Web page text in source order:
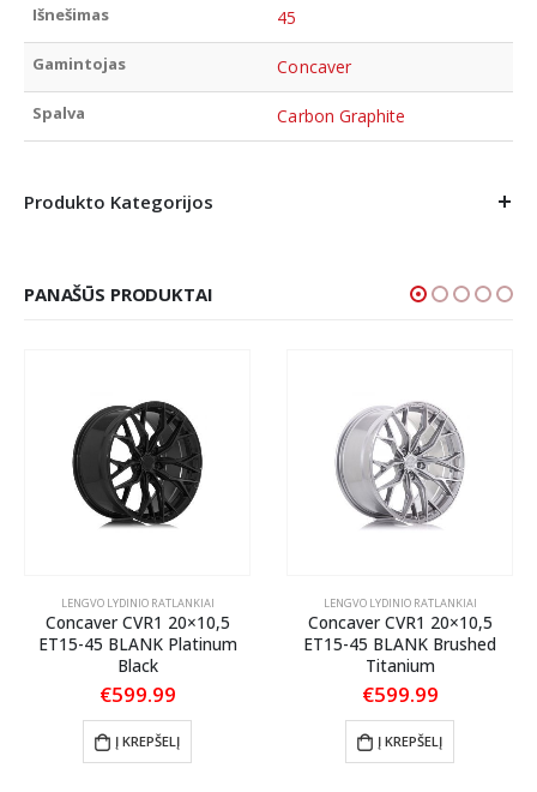
Išnešimas 45
Gamintojas Concaver
Spalva Carbon Graphite
Produkto Kategorijos
PANAŠŪS PRODUKTAI
LENGVO LYDINIO RATLANKIAI
Concaver CVR1 20×10,5
ET15-45 BLANK Platinum
Black
€599.99
Į KREPŠELĮ
LENGVO LYDINIO RATLANKIAI
Concaver CVR1 20×10,5
ET15-45 BLANK Brushed
Titanium
€599.99
Į KREPŠELĮ